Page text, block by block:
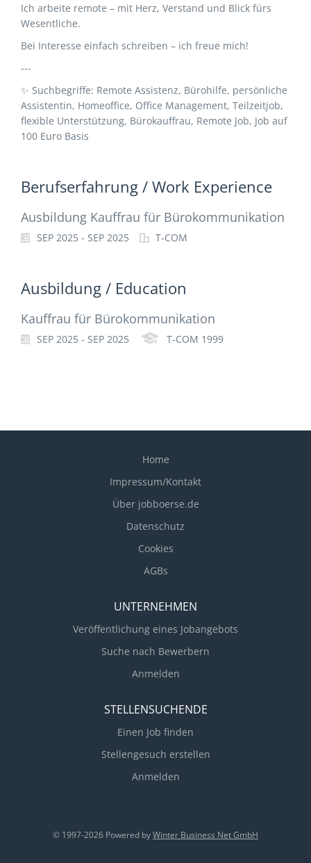
Ich arbeite remote – mit Herz, Verstand und Blick fürs
Wesentliche.
Bei Interesse einfach schreiben – ich freue mich!
---
✨ Suchbegriffe: Remote Assistenz, Bürohilfe, persönliche
Assistentin, Homeoffice, Office Management, Teilzeitjob,
flexible Unterstützung, Bürokauffrau, Remote Job, Job auf
100 Euro Basis
Berufserfahrung / Work Experience
Ausbildung Kauffrau für Bürokommunikation
SEP 2025 - SEP 2025 T-COM
Ausbildung / Education
Kauffrau für Bürokommunikation
SEP 2025 - SEP 2025 T-COM 1999
Home
Impressum/Kontakt
Über jobboerse.de
Datenschutz
Cookies
AGBs
UNTERNEHMEN
Veröffentlichung eines Jobangebots
Suche nach Bewerbern
Anmelden
STELLENSUCHENDE
Einen Job finden
Stellengesuch erstellen
Anmelden
© 1997-2026 Powered byWinter Business Net GmbH